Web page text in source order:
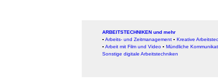
ARBEITSTECHNIKEN und mehr
▪ Arbeits- und Zeitmanagement ▪ Kreative
▪ Arbeit mit Film und Video ▪ Mündliche
Sonstige digitale Arbeitstechniken